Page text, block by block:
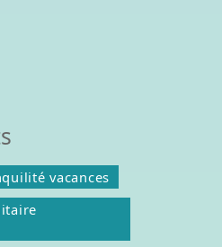
vacances